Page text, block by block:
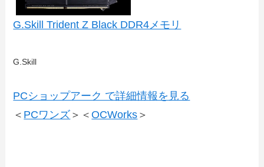
G.Skill Trident Z Black DDR4メモリ
G.Skill
PCショップアーク で詳細情報を見る
＜ PCワンズ ＞＜OCWorks ＞